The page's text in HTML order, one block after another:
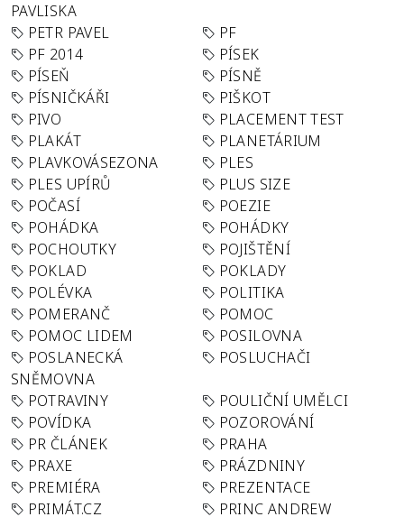
PAVLISKA
PETR PAVEL
PF
PF 2014
PÍSEK
PÍSEŇ
PÍSNĚ
PÍSNIČKÁŘI
PIŠKOT
PIVO
PLACEMENT TEST
PLAKÁT
PLANETÁRIUM
PLAVKOVÁSEZONA
PLES
PLES UPÍRŮ
PLUS SIZE
POČASÍ
POEZIE
POHÁDKA
POHÁDKY
POCHOUTKY
POJIŠTĚNÍ
POKLAD
POKLADY
POLÉVKA
POLITIKA
POMERANČ
POMOC
POMOC LIDEM
POSILOVNA
POSLANECKÁ
SNĚMOVNA
POSLUCHAČI
POTRAVINY
POULIČNÍ UMĚLCI
POVÍDKA
POZOROVÁNÍ
PR ČLÁNEK
PRAHA
PRAXE
PRÁZDNINY
PREMIÉRA
PREZENTACE
PRIMÁT.CZ
PRINC ANDREW